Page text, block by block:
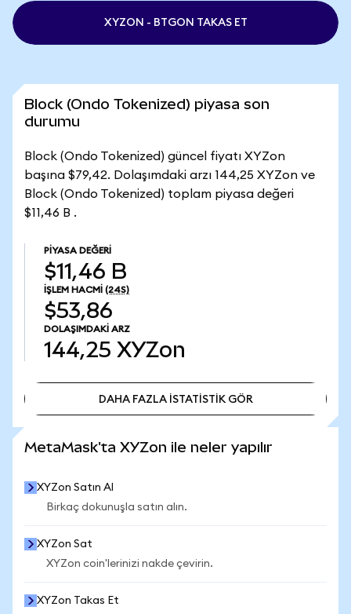
XYZON - BTGON TAKAS ET
Block (Ondo Tokenized) piyasa son
durumu
Block (Ondo Tokenized) güncel fiyatı XYZon
başına $79,42. Dolaşımdaki arzı 144,25 XYZon ve
Block (Ondo Tokenized) toplam piyasa değeri
$11,46 B .
PIYASA DEĞERI
$11,46 B
İŞLEM HACMI (24S)
$53,86
DOLAŞIMDAKI ARZ
144,25 XYZon
DAHA FAZLA İSTATİSTİK GÖR
MetaMask'ta XYZon ile neler yapılır
XYZon Satın Al
Birkaç dokunuşla satın alın.
XYZon Sat
XYZon coin'lerinizi nakde çevirin.
XYZon Takas Et